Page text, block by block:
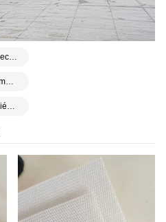
Malla de poliéster para secadora en espiral
Cinta transportadora de malla lineal de poliéster
Cinturón de malla de poliéster resistente al desgaste